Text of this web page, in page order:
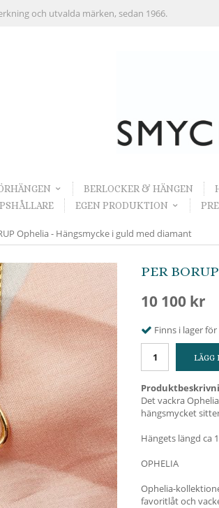
och utvalda märken, sedan 1966.
BERLOCKER & HÄNGEN
EGEN PRODUKTION
Ophelia - Hängsmycke i guld med diamant
PER
10 100 kr
Finns i lager
LÄGG
Det vackra
hängsmycket
Hängets längd ca
OPHELIA
Ophelia-
favoritlåt och